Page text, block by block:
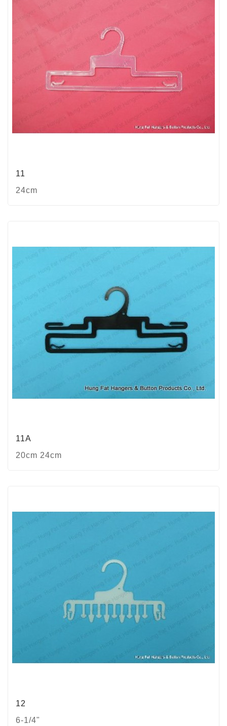
11
24cm
11A
20cm 24cm
12
6-1/4"